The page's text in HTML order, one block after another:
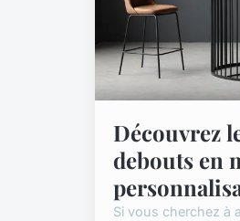
Découvrez
debouts en
Si vous cherchez à